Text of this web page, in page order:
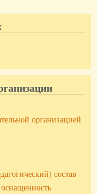
организацией
состав